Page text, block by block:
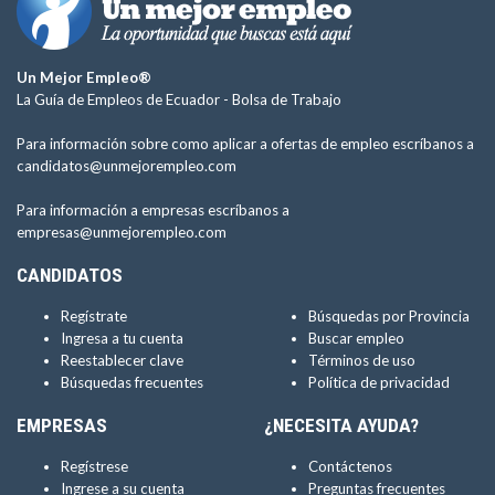
Un Mejor Empleo®
La Guía de Empleos de Ecuador - Bolsa de Trabajo
Para información sobre como aplicar a ofertas de empleo escríbanos a
candidatos@unmejorempleo.com
Para información a empresas escríbanos a
empresas@unmejorempleo.com
CANDIDATOS
Regístrate
Ingresa a tu cuenta
Reestablecer clave
Búsquedas frecuentes
Búsquedas por Provincia
Buscar empleo
Términos de uso
Política de privacidad
EMPRESAS
Regístrese
Ingrese a su cuenta
¿NECESITA AYUDA?
Contáctenos
Preguntas frecuentes